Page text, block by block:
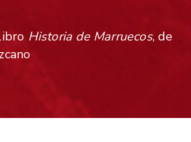
Historia de Marruecos, de